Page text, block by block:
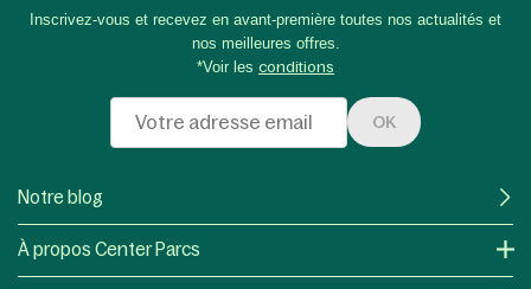
Inscrivez-vous et recevez en avant-première toutes nos actualités et
nos meilleures offres.
*Voir les conditions
OK
Notre blog
À propos Center Parcs